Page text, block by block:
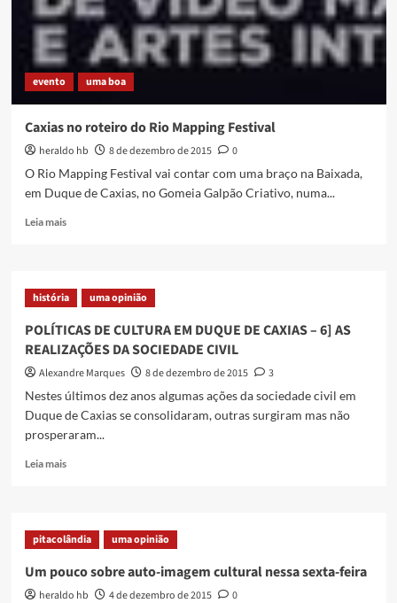
Debate
evento uma boa
Caxias no roteiro do Rio Mapping Festival
heraldo hb 8 de dezembro de 2015
0
O Rio Mapping Festival vai contar com uma braço na Baixada,
em Duque de Caxias, no Gomeia Galpão Criativo, numa...
Leia maisRead
no
roteiro
Rio
Mapping
Festival
história uma opinião
POLÍTICAS DE CULTURA EM DUQUE DE CAXIAS – 6] AS
REALIZAÇÕES DA SOCIEDADE CIVIL
Alexandre Marques 8 de dezembro de 2015
3
Nestes últimos dez anos algumas ações da sociedade civil em
Duque de Caxias se consolidaram, outras surgiram mas não
prosperaram...
Leia maisRead
DE
CULTURA
DUQUE
DE
pitacolândia uma opinião
Um pouco sobre auto-imagem cultural nessa sexta-feira
heraldo hb 4 de dezembro de 2015 0